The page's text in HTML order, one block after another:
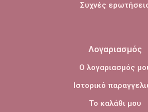
Συχνές
Λογαριασμός
Ο λογαριασμός
Ιστορικό
Το καλάθι μου